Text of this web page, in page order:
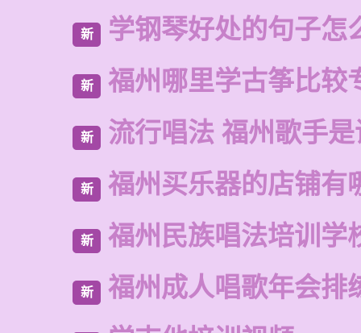
新 学钢琴好处的句子怎
新 福州哪里学古筝比较
新 流行唱法 福州歌手
新 福州买乐器的店铺有
新 福州民族唱法培训学
新 福州成人唱歌年会排